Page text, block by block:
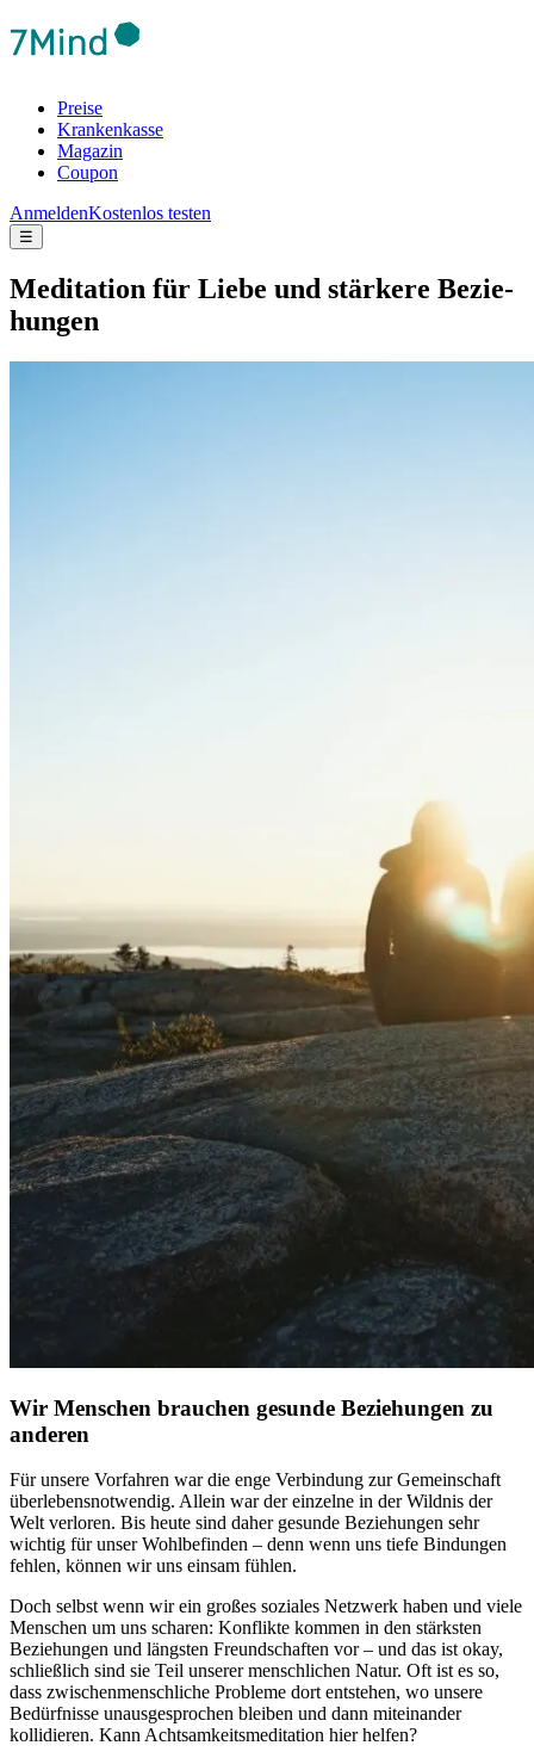
Preise
Krankenkasse
Magazin
Coupon
AnmeldenKostenlos testen
☰
Medi­ta­tion für Liebe und stär­kere Bezie­
hun­gen
Wir Menschen brauchen gesunde Beziehungen zu
anderen
Für unsere Vor­fah­ren war die enge Ver­bin­dung zur Gemein­schaft
über­le­bens­not­wen­dig. Allein war der einzelne in der Wildnis der
Welt verloren. Bis heute sind daher gesunde Bezie­hun­gen sehr
wichtig für unser Wohlbefinden – denn wenn uns tiefe Bindungen
fehlen, können wir uns einsam fühlen.
Doch selbst wenn wir ein großes soziales Netzwerk haben und viele
Menschen um uns scharen: Konflikte kommen in den stärksten
Beziehungen und längsten Freundschaften vor – und das ist okay,
schließlich sind sie Teil unserer menschlichen Natur. Oft ist es so,
dass zwischenmenschliche Probleme dort entstehen, wo unsere
Bedürfnisse unausgesprochen bleiben und dann miteinander
kollidieren. Kann Achtsamkeitsmeditation hier helfen?